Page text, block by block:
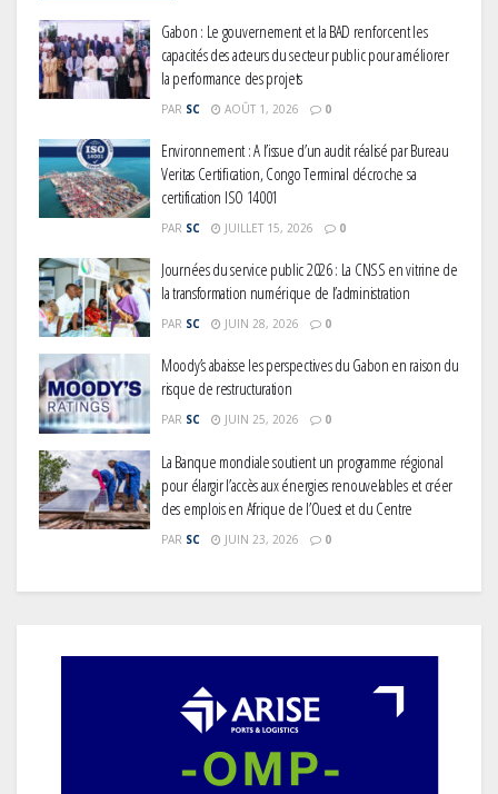
Gabon : Le gouvernement et la BAD renforcent les
capacités des acteurs du secteur public pour améliorer
la performance des projets
PAR SC AOÛT 1, 2026 0
Environnement : A l’issue d’un audit réalisé par Bureau
Veritas Certification, Congo Terminal décroche sa
certification ISO 14001
PAR SC JUILLET 15, 2026 0
Journées du service public 2026 : La CNSS en vitrine de
la transformation numérique de l’administration
PAR SC JUIN 28, 2026 0
Moody’s abaisse les perspectives du Gabon en raison du
risque de restructuration
PAR SC JUIN 25, 2026 0
La Banque mondiale soutient un programme régional
pour élargir l’accès aux énergies renouvelables et créer
des emplois en Afrique de l’Ouest et du Centre
PAR SC JUIN 23, 2026 0